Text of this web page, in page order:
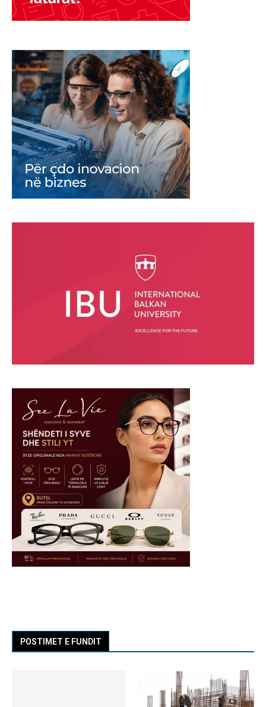
POSTIMET E FUNDIT